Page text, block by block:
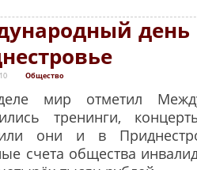
день
Общество
мир отметил
тренинги,
они и в
счета общества